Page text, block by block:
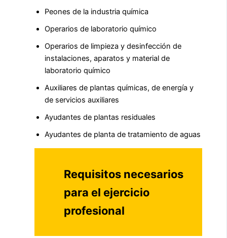
Peones de la industria química
Operarios de laboratorio químico
Operarios de limpieza y desinfección de
instalaciones, aparatos y material de
laboratorio químico
Auxiliares de plantas químicas, de energía y
de servicios auxiliares
Ayudantes de plantas residuales
Ayudantes de planta de tratamiento de aguas
Requisitos necesarios
para el ejercicio
profesional